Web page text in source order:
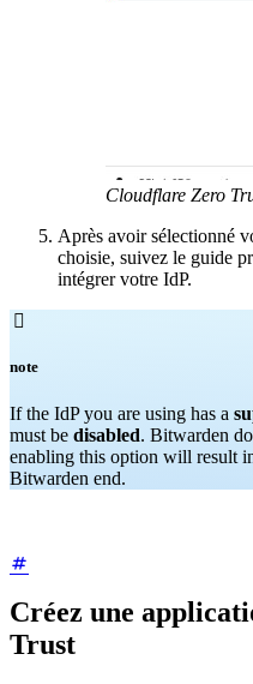
Cloudflare Zero
Après avoir sélectionné
choisie, suivez le guide
intégrer votre IdP.

note
If the IdP you are using has a
must be disabled. Bitwarden
enabling this option will result
Bitwarden end.
Créez une
Trust